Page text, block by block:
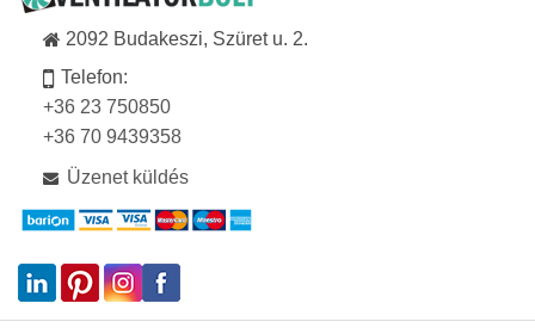
2092 Budakeszi, Szüret u. 2.
Telefon:
+36 23 750850
+36 70 9439358
Üzenet küldés